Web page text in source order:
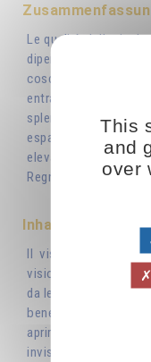
Le qualità delle
dipendono dal
coscienza dei propri
entrare in
splendore divino,
espandere la
elevato: la
Regno di Dio sulla
Il visibile e
visione infinita
da Iesod a Tiferet-
bene consultare dei
apriranno- I
invisibile- I livelli
This
and
over